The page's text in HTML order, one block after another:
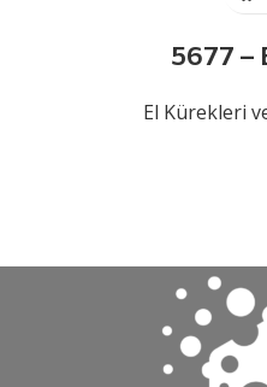
5677 –
El Kürekleri